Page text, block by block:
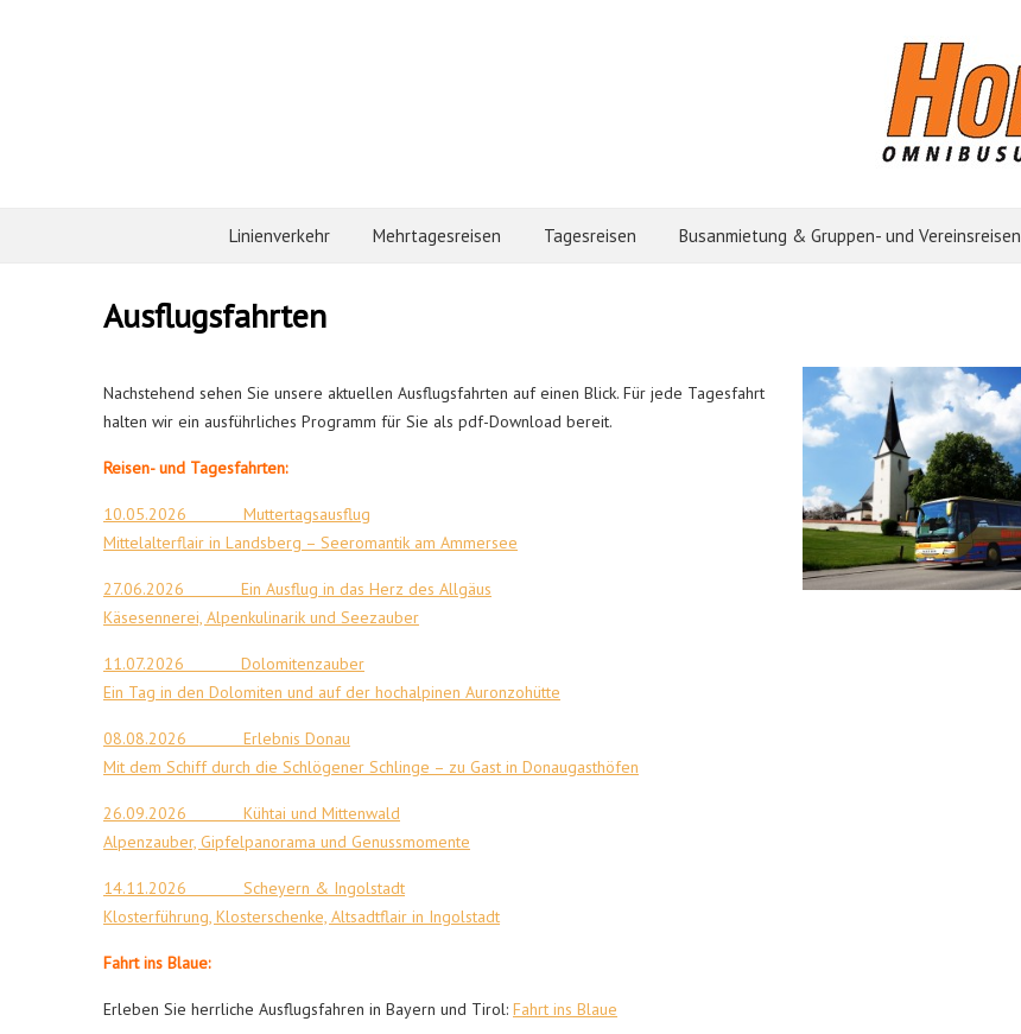
Linienverkehr Mehrtagesreisen Tagesreisen Busanmietung & Gruppen- und Vereinsreisen
Ausflugsfahrten
Nachstehend sehen Sie unsere aktuellen Ausflugsfahrten auf einen Blick. Für jede Tagesfahrt
halten wir ein ausführliches Programm für Sie als pdf-Download bereit.
Reisen- und Tagesfahrten:
10.05.2026 Muttertagsausflug
Mittelalterflair in Landsberg – Seeromantik am Ammersee
27.06.2026 Ein Ausflug in das Herz des Allgäus
Käsesennerei, Alpenkulinarik und Seezauber
11.07.2026 Dolomitenzauber
Ein Tag in den Dolomiten und auf der hochalpinen Auronzohütte
08.08.2026 Erlebnis Donau
Mit dem Schiff durch die Schlögener Schlinge – zu Gast in Donaugasthöfen
26.09.2026 Kühtai und Mittenwald
Alpenzauber, Gipfelpanorama und Genussmomente
14.11.2026 Scheyern & Ingolstadt
Klosterführung, Klosterschenke, Altsadtflair in Ingolstadt
Fahrt ins Blaue:
Erleben Sie herrliche Ausflugsfahren in Bayern und Tirol: Fahrt ins Blaue